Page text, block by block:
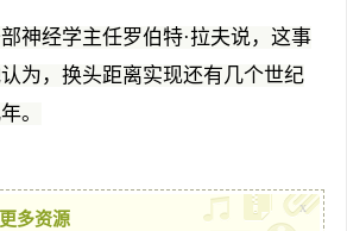
神经学主任罗伯特·拉夫说，这事
为，换头距离实现还有几个世纪
。
多资源
x